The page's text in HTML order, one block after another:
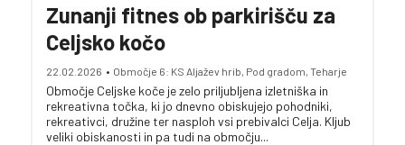
Zunanji fitnes ob parkirišču za
Celjsko kočo
22.02.2026 • Območje 6: KS Aljažev hrib, Pod gradom, Teharje
Območje Celjske koče je zelo priljubljena izletniška in
rekreativna točka, ki jo dnevno obiskujejo pohodniki,
rekreativci, družine ter nasploh vsi prebivalci Celja. Kljub
veliki obiskanosti in pa tudi na območju...